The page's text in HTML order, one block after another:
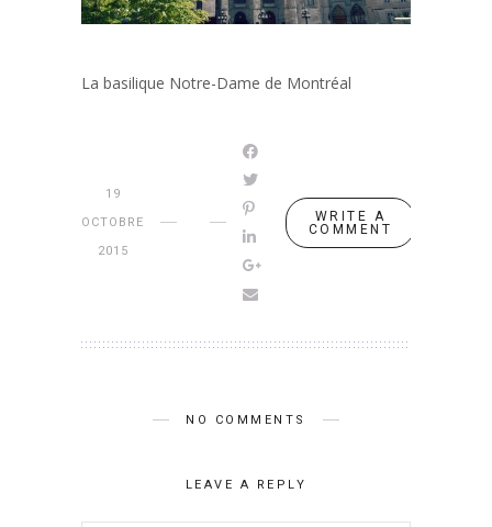
La basilique Notre-Dame de Montréal
19
OCTOBRE
2015
WRITE A
COMMENT
NO COMMENTS
LEAVE A REPLY